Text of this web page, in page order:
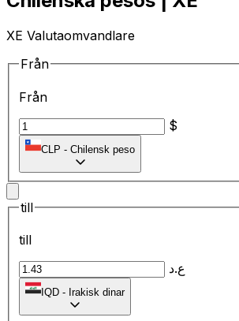
XE Valutaomvandlare
Från
Från
$
CLP - Chilensk peso
till
till
ع.د
IQD - Irakisk dinar